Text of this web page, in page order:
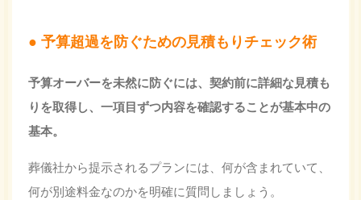
予算超過を防ぐための見積もりチェック術
予算オーバーを未然に防ぐには、契約前に詳細な見積も
りを取得し、一項目ずつ内容を確認することが基本中の
基本。
葬儀社から提示されるプランには、何が含まれていて、
何が別途料金なのかを明確に質問しましょう。